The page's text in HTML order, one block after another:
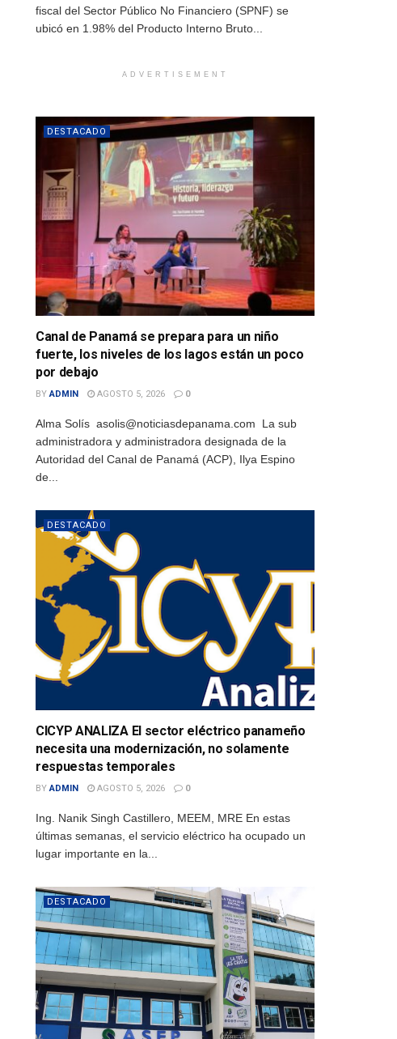
fiscal del Sector Público No Financiero (SPNF) se
ubicó en 1.98% del Producto Interno Bruto...
ADVERTISEMENT
DESTACADO
Canal de Panamá se prepara para un niño
fuerte, los niveles de los lagos están un poco
por debajo
BY ADMIN AGOSTO 5, 2026 0
Alma Solís asolis@noticiasdepanama.com La sub
administradora y administradora designada de la
Autoridad del Canal de Panamá (ACP), Ilya Espino
de...
DESTACADO
CICYP ANALIZA El sector eléctrico panameño
necesita una modernización, no solamente
respuestas temporales
BY ADMIN AGOSTO 5, 2026 0
Ing. Nanik Singh Castillero, MEEM, MRE En estas
últimas semanas, el servicio eléctrico ha ocupado un
lugar importante en la...
DESTACADO